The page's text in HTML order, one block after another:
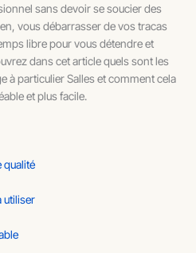
sans devoir se soucier des
vous débarrasser de vos tracas
libre pour vous détendre et
dans cet article quels sont les
à particulier Salles et comment cela
et plus facile.
qualité
utiliser